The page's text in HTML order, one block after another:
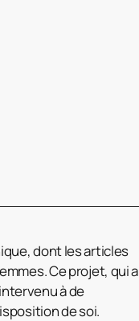
dont les articles
Ce projet, qui a
à de
de soi.